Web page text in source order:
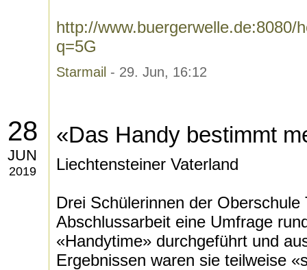
http://www.buergerwelle.de:8080/
q=5G
Starmail - 29. Jun, 16:12
28
JUN
2019
«Das Handy bestimmt
Liechtensteiner Vaterland
Drei Schülerinnen der
Abschlussarbeit eine Umfrage
«Handytime» durchgeführt und
Ergebnissen waren sie teilweise